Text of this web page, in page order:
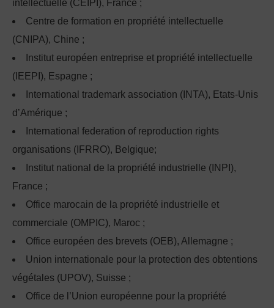
intellectuelle (CEIPI), France ;
Centre de formation en propriété intellectuelle
(CNIPA), Chine ;
Institut européen entreprise et propriété intellectuelle
(IEEPI), Espagne ;
International trademark association (INTA), Etats-Unis
d’Amérique ;
International federation of reproduction rights
organisations (IFRRO), Belgique;
Institut national de la propriété industrielle (INPI),
France ;
Office marocain de la propriété industrielle et
commerciale (OMPIC), Maroc ;
Office européen des brevets (OEB), Allemagne ;
Union internationale pour la protection des obtentions
végétales (UPOV), Suisse ;
Office de l’Union européenne pour la propriété